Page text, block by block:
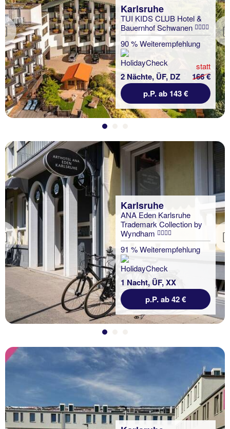
Previous
Karlsruhe
TUI KIDS CLUB Hotel &
Bauernhof Schwanen
90 % Weiterempfehlung
2 Nächte, ÜF, DZ
statt
166 €
p.P. ab 143 €
Previous
Karlsruhe
ANA Eden Karlsruhe
Trademark Collection by
Wyndham
91 % Weiterempfehlung
1 Nacht, ÜF, XX
p.P. ab 42 €